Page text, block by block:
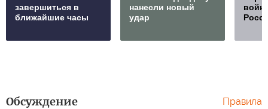
завершиться в
ближайшие часы
нанесли новый
удар
Обсуждение Правила